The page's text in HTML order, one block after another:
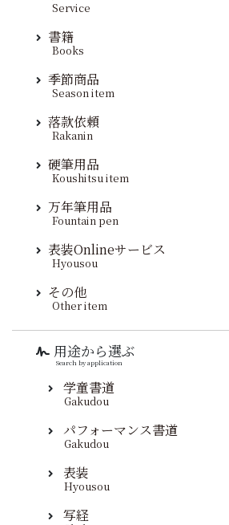
Service
書籍
Books
季節商品
Season item
落款依頼
Rakanin
硬筆用品
Koushitsu item
万年筆用品
Fountain pen
表装Onlineサービス
Hyousou
その他
Other item
用途から選ぶ
Search by application
学童書道
Gakudou
パフォーマンス書道
Gakudou
表装
Hyousou
写経